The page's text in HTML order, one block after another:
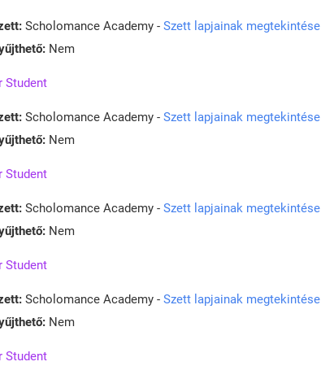
Scholomance Academy - Szett lapjainak megtekintése
Nem
Student
Scholomance Academy - Szett lapjainak megtekintése
Nem
Student
Scholomance Academy - Szett lapjainak megtekintése
Nem
Student
Scholomance Academy - Szett lapjainak megtekintése
Nem
Student